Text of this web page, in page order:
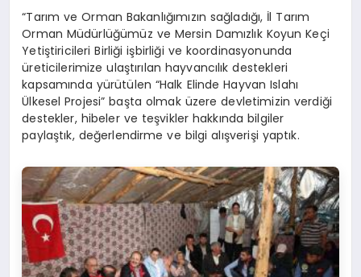
“Tarım ve Orman Bakanlığımızın sağladığı, İl Tarım
Orman Müdürlüğümüz ve Mersin Damızlık Koyun Keçi
Yetiştiricileri Birliği işbirliği ve koordinasyonunda
üreticilerimize ulaştırılan hayvancılık destekleri
kapsamında yürütülen “Halk Elinde Hayvan Islahı
Ülkesel Projesi” başta olmak üzere devletimizin verdiği
destekler, hibeler ve teşvikler hakkında bilgiler
paylaştık, değerlendirme ve bilgi alışverişi yaptık.